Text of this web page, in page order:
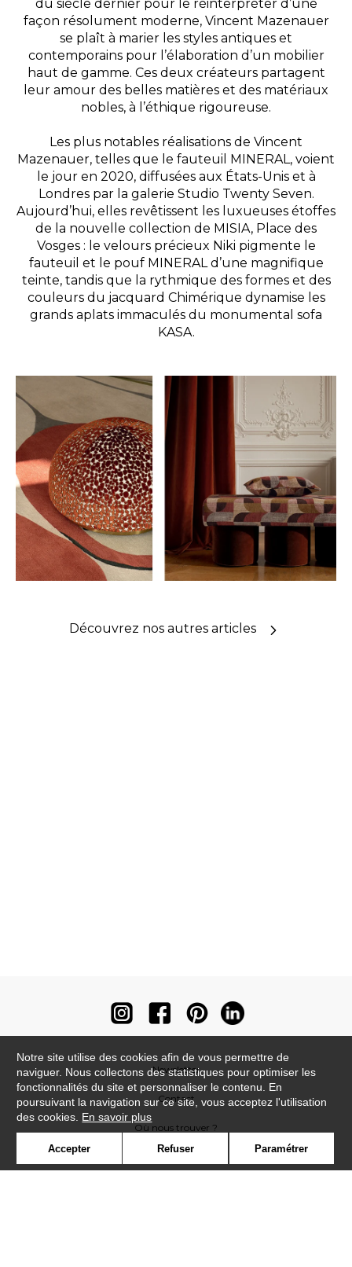
du siècle dernier pour le réinterpréter d’une
façon résolument moderne, Vincent Mazenauer
se plaît à marier les styles antiques et
contemporains pour l’élaboration d’un mobilier
haut de gamme. Ces deux créateurs partagent
leur amour des belles matières et des matériaux
nobles, à l’éthique rigoureuse.
Les plus notables réalisations de Vincent
Mazenauer, telles que le fauteuil MINERAL, voient
le jour en 2020, diffusées aux États-Unis et à
Londres par la galerie Studio Twenty Seven.
Aujourd’hui, elles revêtissent les luxueuses étoffes
de la nouvelle collection de MISIA, Place des
Vosges: le velours précieux Niki pigmente le
fauteuil et le pouf MINERAL d’une magnifique
teinte, tandis que la rythmique des formes et des
couleurs du jacquard Chimérique dynamise les
grands aplats immaculés du monumental sofa
KASA.
Découvrez nos autres articles
Newsletter
Contact
Où nous trouver ?
Notre site utilise des cookies afin de vous permettre de
naviguer. Nous collectons des statistiques pour optimiser les
fonctionnalités du site et personnaliser le contenu. En
poursuivant la navigation sur ce site, vous acceptez l'utilisation
des cookies. En savoir plus
Accepter Refuser Paramétrer